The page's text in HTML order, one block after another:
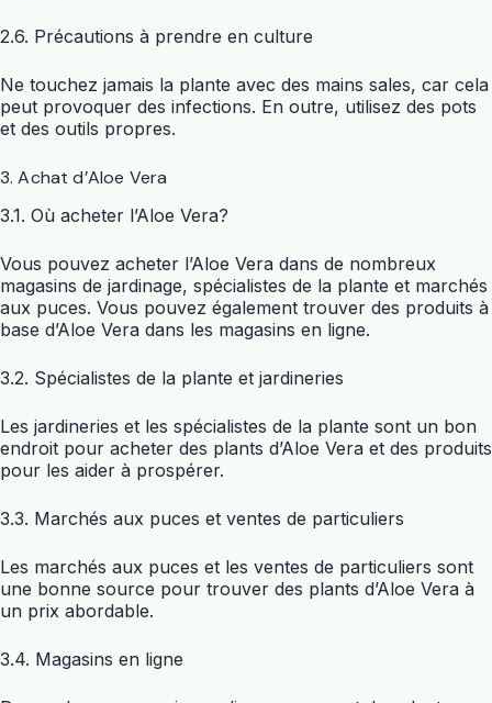
2.6. Précautions à prendre en culture
Ne touchez jamais la plante avec des mains sales, car cela
peut provoquer des infections. En outre, utilisez des pots
et des outils propres.
3. Achat d’Aloe Vera
3.1. Où acheter l’Aloe Vera?
Vous pouvez acheter l’Aloe Vera dans de nombreux
magasins de jardinage, spécialistes de la plante et marchés
aux puces. Vous pouvez également trouver des produits à
base d’Aloe Vera dans les magasins en ligne.
3.2. Spécialistes de la plante et jardineries
Les jardineries et les spécialistes de la plante sont un bon
endroit pour acheter des plants d’Aloe Vera et des produits
pour les aider à prospérer.
3.3. Marchés aux puces et ventes de particuliers
Les marchés aux puces et les ventes de particuliers sont
une bonne source pour trouver des plants d’Aloe Vera à
un prix abordable.
3.4. Magasins en ligne